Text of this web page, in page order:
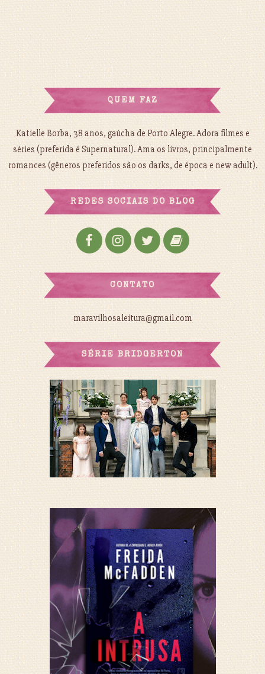
QUEM FAZ
Katielle Borba, 38 anos, gaúcha de Porto Alegre. Adora filmes e
séries (preferida é Supernatural). Ama os livros, principalmente
romances (gêneros preferidos são os darks, de época e new adult).
REDES SOCIAIS DO BLOG
CONTATO
maravilhosaleitura@gmail.com
SÉRIE BRIDGERTON